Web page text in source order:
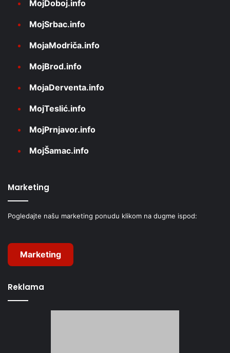
MojDoboj.info
MojSrbac.info
MojaModriča.info
MojBrod.info
MojaDerventa.info
MojTeslić.info
MojPrnjavor.info
MojŠamac.info
Marketing
Pogledajte našu marketing ponudu klikom na dugme ispod:
Marketing
Reklama